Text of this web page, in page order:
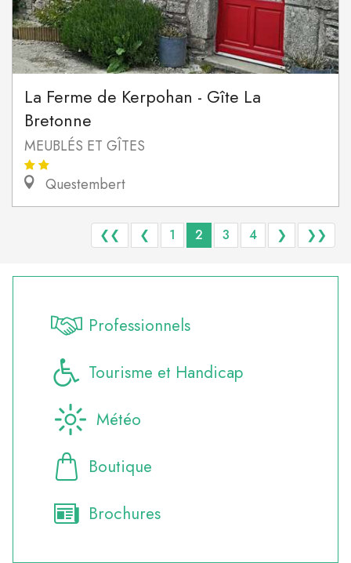
La Ferme de Kerpohan - Gîte La
Bretonne
MEUBLÉS ET GÎTES
Questembert
❮❮ ❮ 1 2 3 4 ❯ ❯❯
Professionnels
Tourisme et Handicap
Météo
Boutique
Brochures